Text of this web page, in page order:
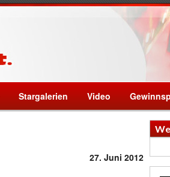
Stargalerien Video
27. Juni 2012